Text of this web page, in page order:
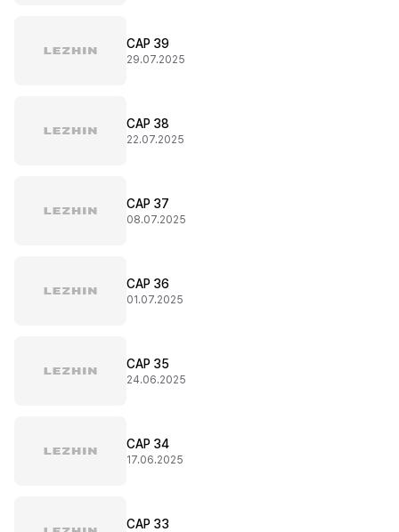
CAP 39
29.07.2025
CAP 38
22.07.2025
CAP 37
08.07.2025
CAP 36
01.07.2025
CAP 35
24.06.2025
CAP 34
17.06.2025
CAP 33